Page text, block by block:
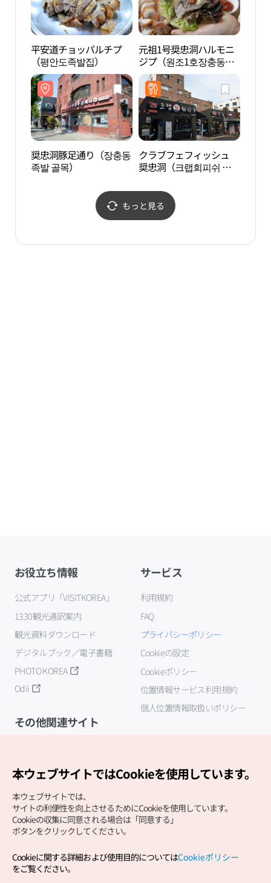
平安道チョッパルチプ
（평안도족발집）
元祖1号奨忠洞ハルモニ
ジプ（원조1호장충동할
머니집）
奨忠洞豚足通り（장충동
족발 골목）
クラブフェフィッシュ
奨忠洞（크랩회피쉬 장
もっと見る
お役立ち情報
公式アプリ「VISITKOREA」
1330観光通訳案内
観光資料ダウンロード
デジタルブック／電子書籍
PHOTO KOREA
Odii
サービス
利用規約
FAQ
プライバシーポリシー
Cookieの設定
Cookieポリシー
位置情報サービス利用規約
個人位置情報取扱いポリシー
その他関連サイト
Copyright (c) Korea Tourism Organization All Rights
本ウェブサイトではCookieを使用しています。
本ウェブサイトでは、
サイトの利便性を向上させるためにCookieを使用しています。
Cookieの収集に同意される場合は「同意する」
ボタンをクリックしてください。
Cookieに関する詳細および使用目的についてはCookieポリシー
をご覧ください。